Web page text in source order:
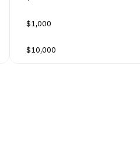
$1,000
$10,000